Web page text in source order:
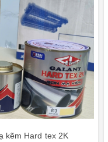
kẽm Hard tex 2K